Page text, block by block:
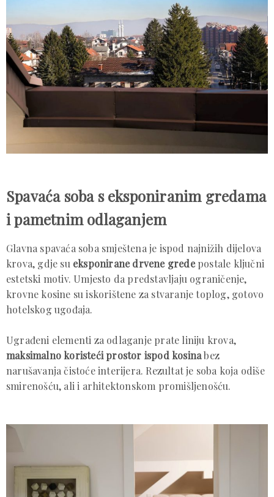
Spavaća soba s eksponiranim gredama
i pametnim odlaganjem
Glavna spavaća soba smještena je ispod najnižih dijelova
krova, gdje su eksponirane drvene gredepostale ključni
estetski motiv. Umjesto da predstavljaju ograničenje,
krovne kosine su iskorištene za stvaranje toplog, gotovo
hotelskog ugođaja.
Ugrađeni elementi za odlaganje prate liniju krova,
maksimalno koristeći prostor ispod kosinabez
narušavanja čistoće interijera. Rezultat je soba koja odiše
smirenošću, ali i arhitektonskom promišljenošću.